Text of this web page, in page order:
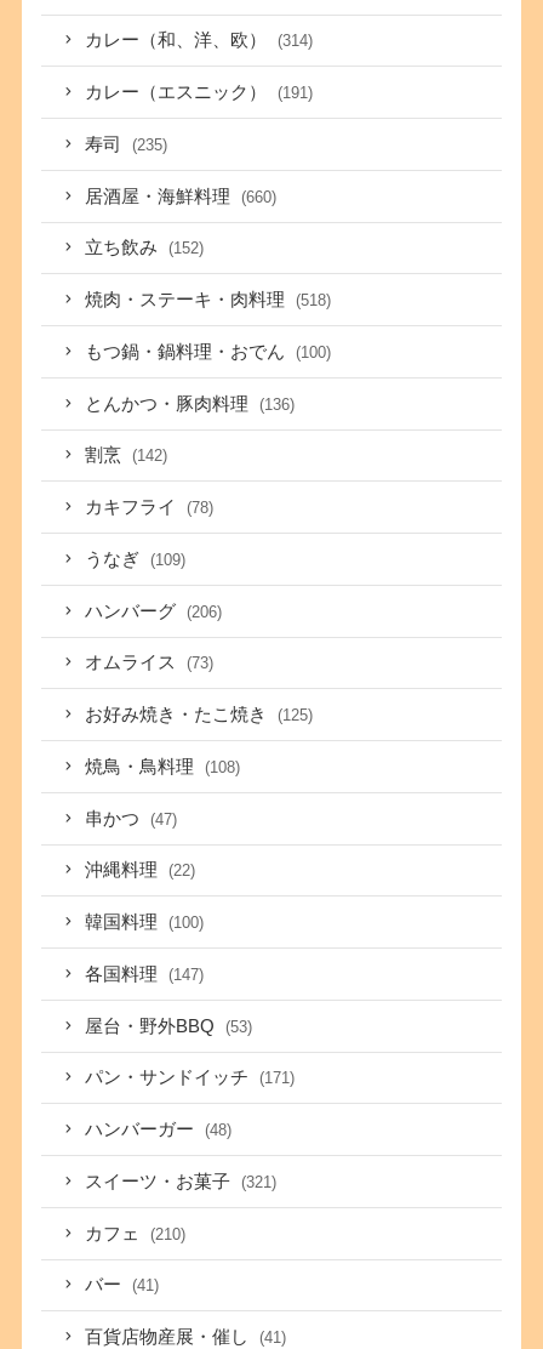
カレー（和、洋、欧） (314)
カレー（エスニック） (191)
寿司 (235)
居酒屋・海鮮料理 (660)
立ち飲み (152)
焼肉・ステーキ・肉料理 (518)
もつ鍋・鍋料理・おでん (100)
とんかつ・豚肉料理 (136)
割烹 (142)
カキフライ (78)
うなぎ (109)
ハンバーグ (206)
オムライス (73)
お好み焼き・たこ焼き (125)
焼鳥・鳥料理 (108)
串かつ (47)
沖縄料理 (22)
韓国料理 (100)
各国料理 (147)
屋台・野外BBQ (53)
パン・サンドイッチ (171)
ハンバーガー (48)
スイーツ・お菓子 (321)
カフェ (210)
バー (41)
百貨店物産展・催し (41)